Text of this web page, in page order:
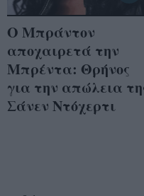
Ο Μπράντον
αποχαιρετά την
Μπρέντα: Θρήνος
για την απώλεια
Σάνεν Ντόχερτι